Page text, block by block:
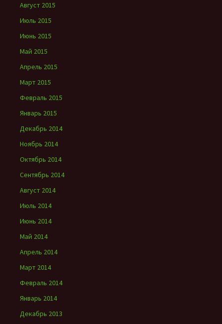
Август 2015
Июль 2015
Июнь 2015
Май 2015
Апрель 2015
Март 2015
Февраль 2015
Январь 2015
Декабрь 2014
Ноябрь 2014
Октябрь 2014
Сентябрь 2014
Август 2014
Июль 2014
Июнь 2014
Май 2014
Апрель 2014
Март 2014
Февраль 2014
Январь 2014
Декабрь 2013